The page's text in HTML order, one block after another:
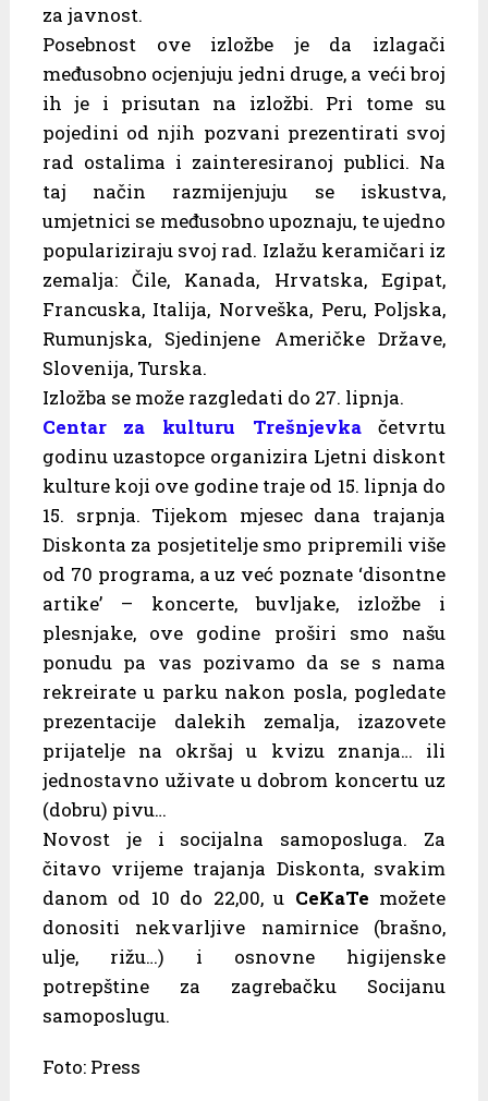
za javnost.
Posebnost ove izložbe je da izlagači
međusobno ocjenjuju jedni druge, a veći broj
ih je i prisutan na izložbi. Pri tome su
pojedini od njih pozvani prezentirati svoj
rad ostalima i zainteresiranoj publici. Na
taj način razmijenjuju se iskustva,
umjetnici se međusobno upoznaju, te ujedno
populariziraju svoj rad. Izlažu keramičari iz
zemalja: Čile, Kanada, Hrvatska, Egipat,
Francuska, Italija, Norveška, Peru, Poljska,
Rumunjska, Sjedinjene Američke Države,
Slovenija, Turska.
Izložba se može razgledati do 27. lipnja.
Centar za kulturu Trešnjevkačetvrtu
godinu uzastopce organizira Ljetni diskont
kulture koji ove godine traje od 15. lipnja do
15. srpnja. Tijekom mjesec dana trajanja
Diskonta za posjetitelje smo pripremili više
od 70 programa, a uz već poznate ‘disontne
artike’ – koncerte, buvljake, izložbe i
plesnjake, ove godine proširi smo našu
ponudu pa vas pozivamo da se s nama
rekreirate u parku nakon posla, pogledate
prezentacije dalekih zemalja, izazovete
prijatelje na okršaj u kvizu znanja… ili
jednostavno uživate u dobrom koncertu uz
(dobru) pivu…
Novost je i socijalna samoposluga. Za
čitavo vrijeme trajanja Diskonta, svakim
danom od 10 do 22,00, u CeKaTe možete
donositi nekvarljive namirnice (brašno,
ulje, rižu…) i osnovne higijenske
potrepštine za zagrebačku Socijanu
samoposlugu.
Foto: Press